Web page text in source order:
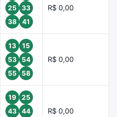
25
33
38
41
R$ 0,00
13
15
53
54
55
58
R$ 0,00
19
25
43
44
R$ 0,00